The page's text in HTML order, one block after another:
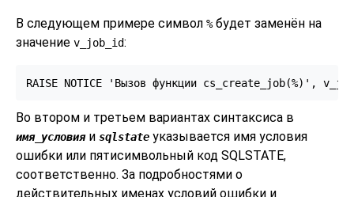
В следующем примере символ %будет заменён на
значение v_job_id:
RAISE NOTICE 'Вызов функции cs_create_job(%)',
Во втором и третьем вариантах синтаксиса в
имя_условияи sqlstate указывается имя условия
ошибки или пятисимвольный код SQLSTATE,
соответственно. За подробностями о
действительных именах условий ошибки и